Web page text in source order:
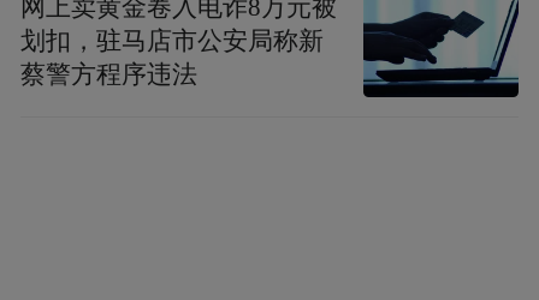
网上卖黄金卷入电诈8万元被
划扣，驻马店市公安局称新
蔡警方程序违法